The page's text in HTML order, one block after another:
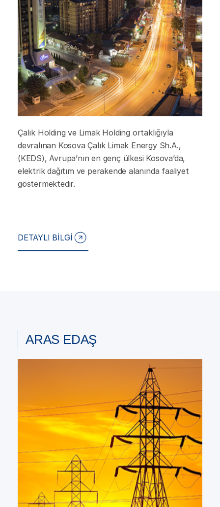
Çalık Holding ve Limak Holding ortaklığıyla
devralınan Kosova Çalık Limak Energy Sh.A.,
(KEDS), Avrupa’nın en genç ülkesi Kosova’da,
elektrik dağıtım ve perakende alanında faaliyet
göstermektedir.
DETAYLI BİLGİ
ARAS EDAŞ